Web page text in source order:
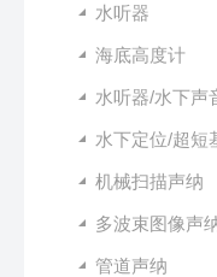
水听器
海底高度计
水听器/水下声
水下定位/超短
机械扫描声纳
多波束图像声
管道声纳